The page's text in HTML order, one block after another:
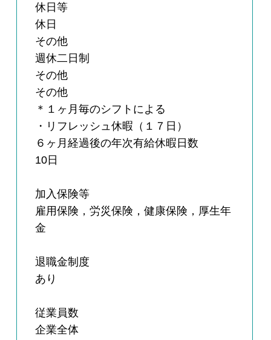
休日等
休日
その他
週休二日制
その他
その他
＊１ヶ月毎のシフトによる
・リフレッシュ休暇（１７日）
６ヶ月経過後の年次有給休暇日数
10日
加入保険等
雇用保険，労災保険，健康保険，厚生年
金
退職金制度
あり
従業員数
企業全体